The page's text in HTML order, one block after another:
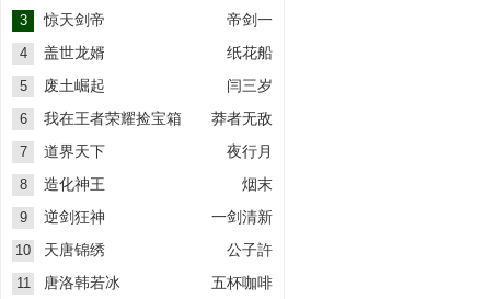
3 帝剑一
惊天剑帝
4 纸花船
盖世龙婿
5 闫三岁
废土崛起
6 莽者无敌
我在王者荣耀捡宝箱
7 夜行月
道界天下
8 烟末
造化神王
9 一剑清新
逆剑狂神
10 公子許
天唐锦绣
11 五杯咖啡
唐洛韩若冰